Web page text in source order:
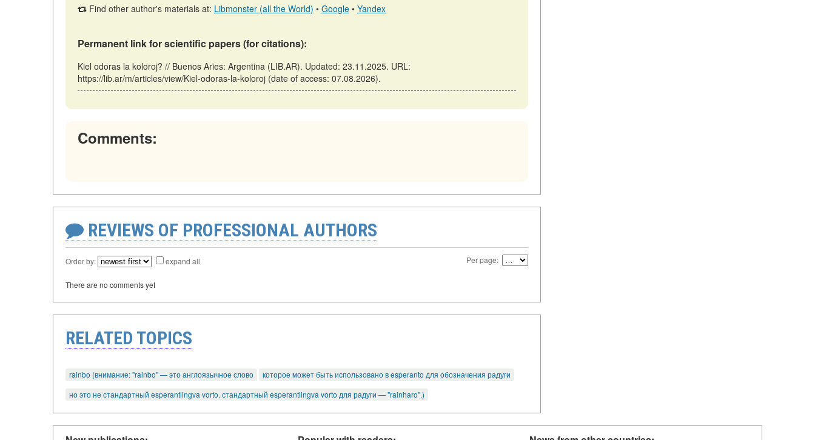
Find other author's materials at: Libmonster (all the World) • Google • Yandex
Permanent link for scientific papers (for citations):
Kiel odoras la koloroj? // Buenos Aries: Argentina (LIB.AR). Updated: 23.11.2025. URL:
https://lib.ar/m/articles/view/Kiel-odoras-la-koloroj (date of access: 07.08.2026).
Comments:
REVIEWS OF PROFESSIONAL AUTHORS
Order by: expand all Per page:
There are no comments yet
RELATED TOPICS
rainbo (внимание: "rainbo" — это англоязычное слово
которое может быть использовано в esperanto для обозначения радуги
но это не стандартный esperantlingva vorto. стандартный esperantlingva vorto для радуги — "rainharo".)